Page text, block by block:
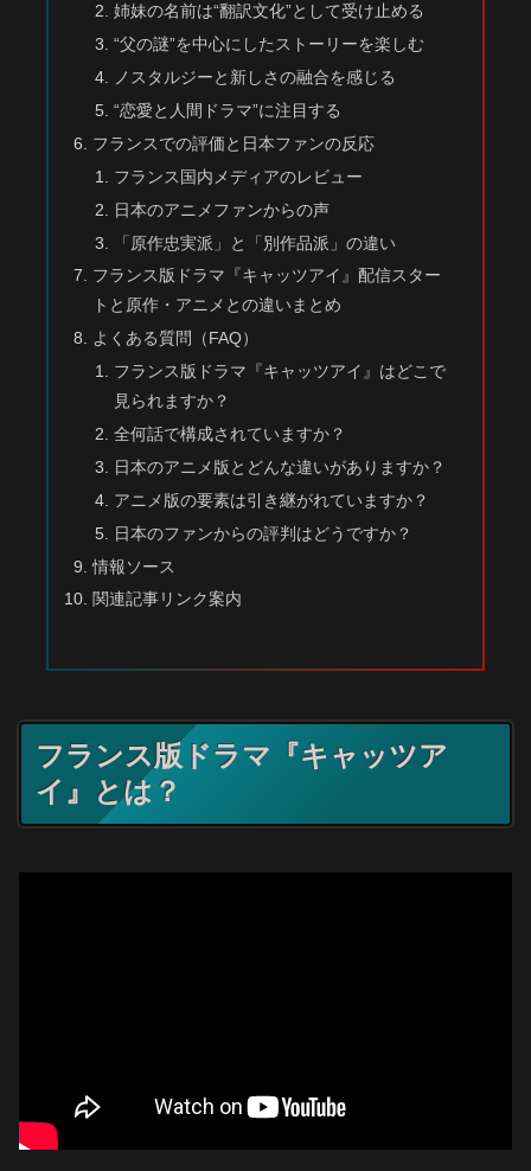
姉妹の名前は“翻訳文化”として受け止める
“父の謎”を中心にしたストーリーを楽しむ
ノスタルジーと新しさの融合を感じる
“恋愛と人間ドラマ”に注目する
フランスでの評価と日本ファンの反応
フランス国内メディアのレビュー
日本のアニメファンからの声
「原作忠実派」と「別作品派」の違い
フランス版ドラマ『キャッツアイ』配信スター
トと原作・アニメとの違いまとめ
よくある質問（FAQ）
フランス版ドラマ『キャッツアイ』はどこで
見られますか？
全何話で構成されていますか？
日本のアニメ版とどんな違いがありますか？
アニメ版の要素は引き継がれていますか？
日本のファンからの評判はどうですか？
情報ソース
関連記事リンク案内
フランス版ドラマ『キャッツア
イ』とは？